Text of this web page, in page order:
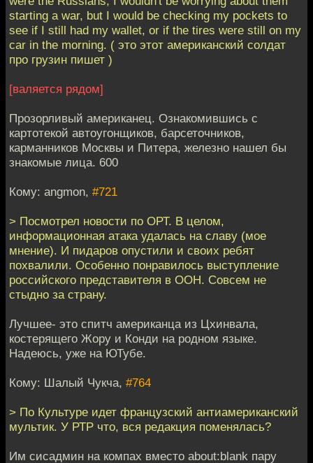
starting a war, but I would be checking my pockets to
see if I still had my wallet, or if the tires were still on my
car in the morning. ( это этот американский солдат
про грузин пишет )
[валяется рядом]
Прозорливый американец. Ознакомившись с
картотекой автоугонщиков, барсеточников,
карманников Москвы и Питера, железно нашел бы
знакомые лица. 600
Кому: angmon, #721
> Посмотрел новости по ОРТ. В целом,
информационная атака удалась на славу (мое
мнение). И пидаров опустили и своих ребят
похвалили. Особенно понравилось выступление
российского представителя в ООН. Совсем не
стыдно за страну.
Лучшее- это спитч американца из Цхинвала,
костерящего Жору и Конди на родном языке.
Надеюсь, уже на ЮТубе.
Кому: Шалый Чукча, #764
> По Культуре идет французский антиамериканский
мультик. У РТР что, вся редакция поменялась?
Им сисадмин на компах вместо about:blank пару